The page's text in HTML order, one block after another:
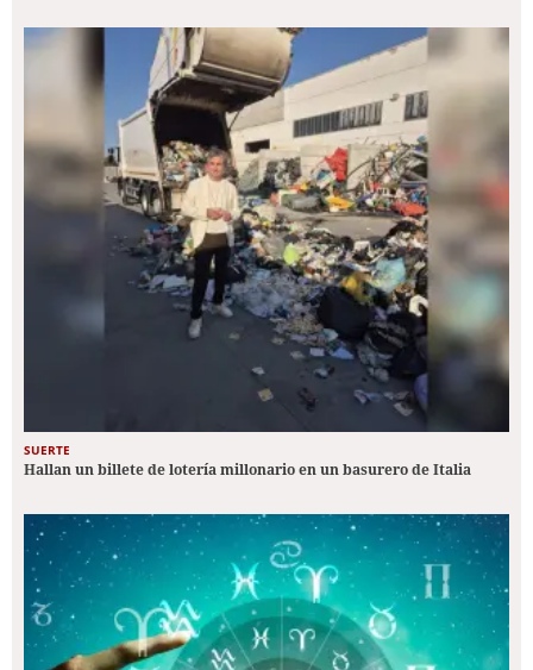
SUERTE
Hallan un billete de lotería millonario en un basurero de Italia